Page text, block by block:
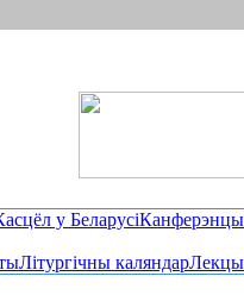
у Беларусі
Літургічны каляндар